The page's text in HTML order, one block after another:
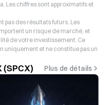
Les chiffres sont approximatifs et
pas des résultats futurs. Les
un risque de marché, et
de votre investissement. Ce
uniquement et ne constitue pas un
(SPCX) Plus de détails